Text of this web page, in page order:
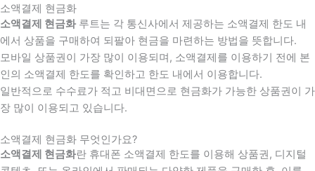
소액결제 현금화
소액결제 현금화루트는 각 통신사에서 제공하는 소액결제 한도 내
에서 상품을 구매하여 되팔아 현금을 마련하는 방법을 뜻합니다.
모바일 상품권이 가장 많이 이용되며, 소액결제를 이용하기 전에 본
인의 소액결제 한도를 확인하고 한도 내에서 이용합니다.
일반적으로 수수료가 적고 비대면으로 현금화가 가능한 상품권이 가
장 많이 이용되고 있습니다.
소액결제 현금화 무엇인가요?
소액결제 현금화란 휴대폰 소액결제 한도를 이용해 상품권, 디지털